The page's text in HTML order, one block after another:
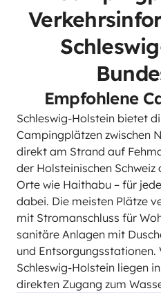
Empfohlene
Schleswig-Holstein bietet
Campingplätzen zwischen
direkt am Strand auf
der Holsteinischen
Orte wie Haithabu – für
dabei. Die meisten Plätze
mit Stromanschluss für
sanitäre Anlagen mit
und Entsorgungsstationen.
Schleswig-Holstein liegen
direkten Zugang zum